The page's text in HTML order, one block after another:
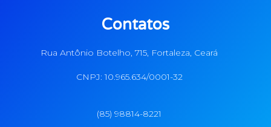
Contatos
Rua Antônio Botelho, 715, Fortaleza, Ceará
CNPJ: 10.965.634/0001-32
(85) 98814-8221